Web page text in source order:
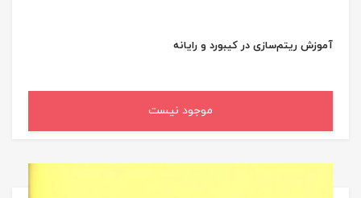
آموزش ریتم‌سازی در کیبورد و رایانه
موجود نیست